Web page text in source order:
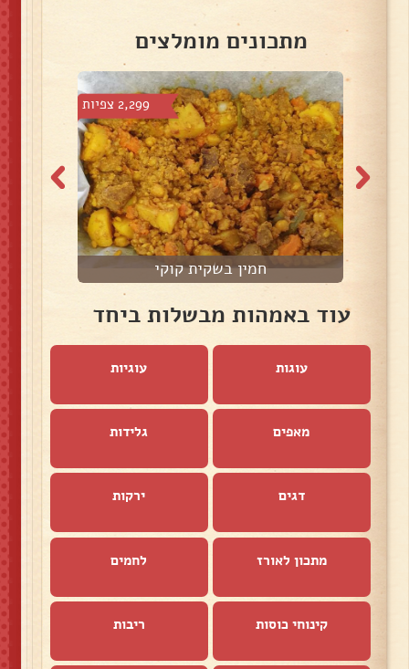
מתכונים מומלצים
2,299 צפיות
חמין בשקית קוקי
עוד באמהות מבשלות ביחד
עוגות עוגיות
מאפים גלידות
דגים ירקות
מתכון לאורז לחמים
קינוחי כוסות ריבות